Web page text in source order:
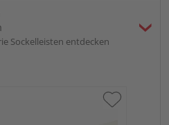
Sockelleisten entdecken